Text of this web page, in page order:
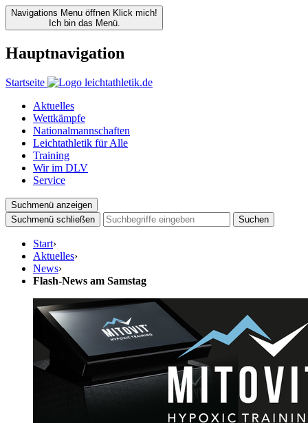
Navigations Menu öffnen Klick mich!
Ich bin das Menü.
Hauptnavigation
Startseite
Aktuelles
Wettkämpfe
Nationalmannschaften
Leichtathletik für Alle
Training
Wir im DLV
Service
Suchmenü anzeigen
Suchmenü schließen
Suchen
Start›
Aktuelles›
News›
Flash-News am Samstag